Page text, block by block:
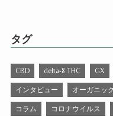
タグ
CBD delta-8 THC GX
インタビュー オーガニック
コラム コロナウイルス